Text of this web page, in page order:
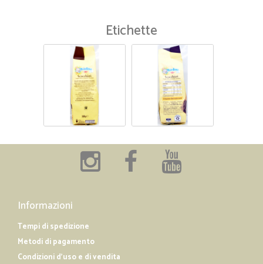
Etichette
Informazioni
Tempi di spedizione
Metodi di pagamento
Condizioni d'uso e di vendita